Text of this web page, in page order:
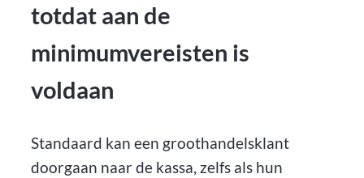
totdat aan de
minimumvereisten is
voldaan
Standaard kan een groothandelsklant
doorgaan naar de kassa, zelfs als hun